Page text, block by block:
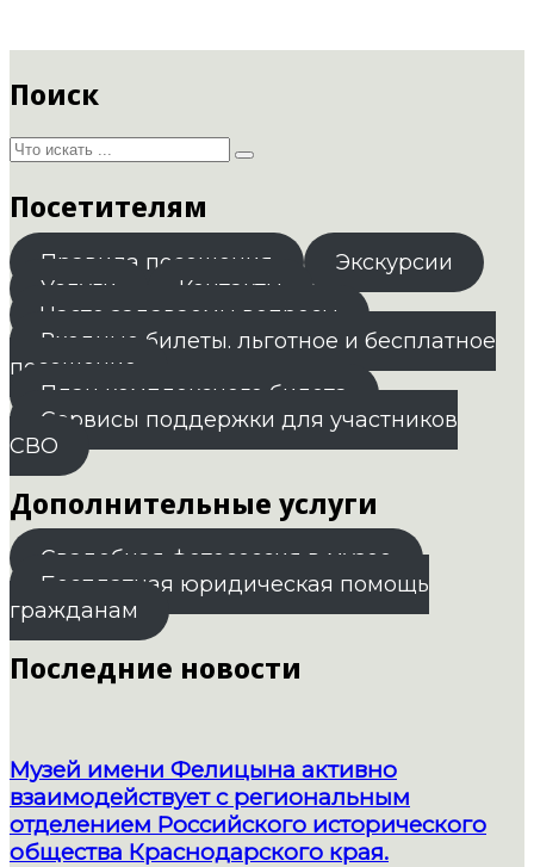
Поиск
Посетителям
Правила посещения
Экскурсии
Услуги
Контакты
Часто задаваемы вопросы
Входные билеты. льготное и бесплатное
посещение
План комплексного билета
Сервисы поддержки для участников
СВО
Дополнительные услуги
Свадебная фотосессия в музее
Бесплатная юридическая помощь
гражданам
Последние новости
Музей имени Фелицына активно
взаимодействует с региональным
отделением Российского исторического
общества Краснодарского края.